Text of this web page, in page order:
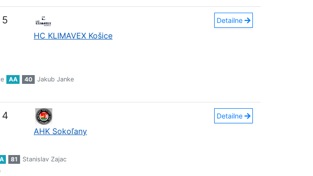
5
HC KLIMAVEX Košice
Detailne
AA 40
Jakub Janke
4
AHK Sokoľany
Detailne
81
Stanislav Zajac